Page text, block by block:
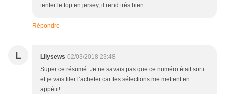
tenter le top en jersey, il rend très bien.
Répondre
L Lilysews 02/03/2018 23:48
Super ce résumé. Je ne savais pas que ce numéro était sorti
et je vais filer l’acheter car tes sélections me mettent en
appétit!